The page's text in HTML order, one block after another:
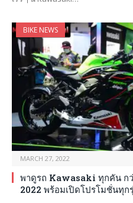
BIKE NEWS
MARCH 27, 2022
พาดูรถ Kawasaki ทุกคัน ก
2022 พร้อมเปิดโปรโมชั่นทุก